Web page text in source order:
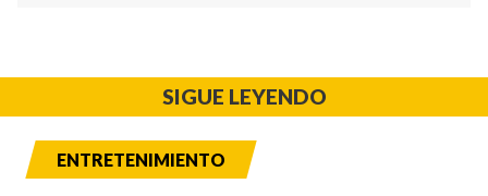
SIGUE LEYENDO
ENTRETENIMIENTO